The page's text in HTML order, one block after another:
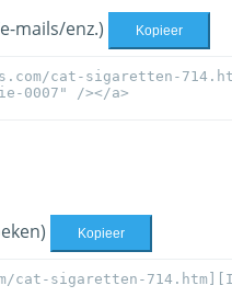
mails/enz.) Kopieer
Kopieer